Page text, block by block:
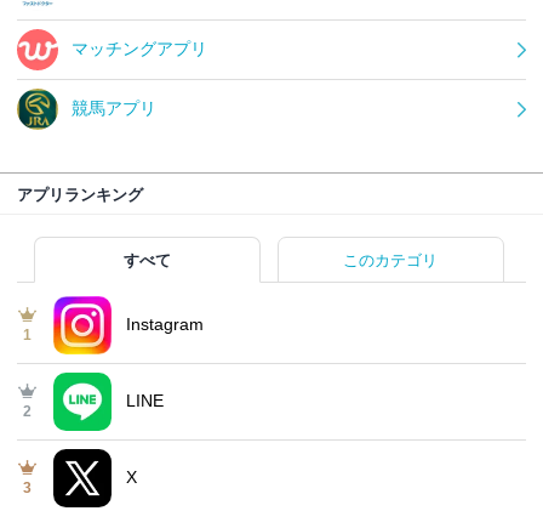
マッチングアプリ
競馬アプリ
アプリランキング
すべて このカテゴリ
1
Instagram
2
LINE
3
X